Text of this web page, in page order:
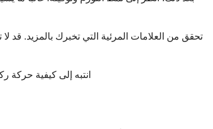
تحقق من العلامات المرئية التي تخبرك بالمزيد. قد
انتبه إلى كيفية حركة